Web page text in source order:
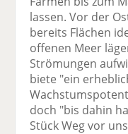
lassen. Vor der
bereits Flächen
offenen Meer
Strömungen
biete "ein
doch "bis dahin
Stück Weg vor